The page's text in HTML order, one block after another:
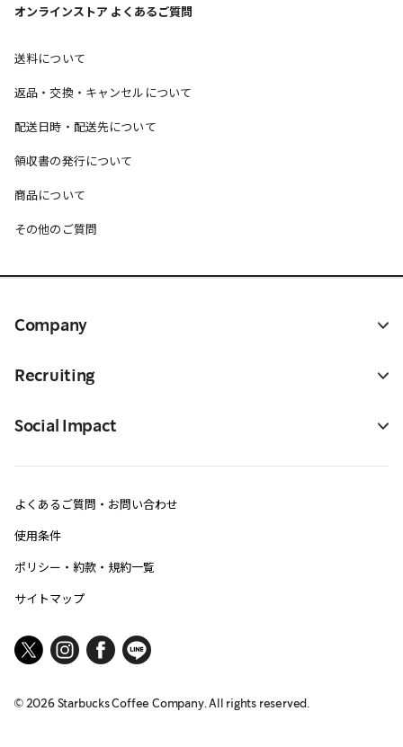
オンラインストア よくあるご質問
送料について
返品・交換・キャンセルについて
配送日時・配送先について
領収書の発行について
商品について
その他のご質問
Company
Recruiting
Social Impact
よくあるご質問・お問い合わせ
使用条件
ポリシー・約款・規約一覧
サイトマップ
©2026Starbucks Coffee Company. All rights reserved.